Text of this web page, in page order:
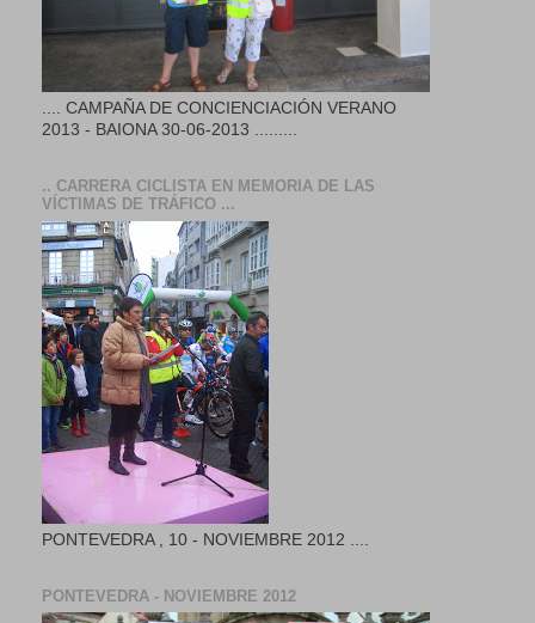
.... CAMPAÑA DE CONCIENCIACIÓN VERANO
2013 - BAIONA 30-06-2013 .........
.. CARRERA CICLISTA EN MEMORIA DE LAS
VÍCTIMAS DE TRÁFICO ...
PONTEVEDRA , 10 - NOVIEMBRE 2012 ....
PONTEVEDRA - NOVIEMBRE 2012